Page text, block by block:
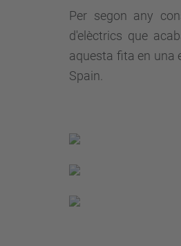
Per segon any
d'elèctrics que
aquesta fita en una
Spain.